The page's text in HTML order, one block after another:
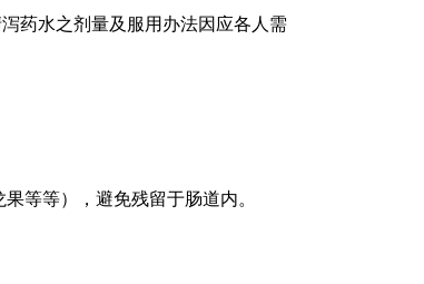
药水之剂量及服用办法因应各人需
等等），避免残留于肠道内。